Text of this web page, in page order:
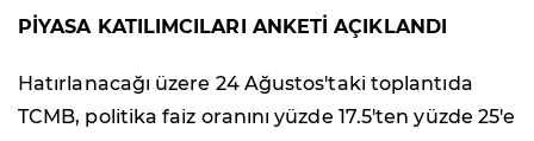
PİYASA KATILIMCILARI ANKETİ AÇIKLANDI
Hatırlanacağı üzere 24 Ağustos'taki toplantıda
TCMB, politika faiz oranını yüzde 17.5'ten yüzde 25'e